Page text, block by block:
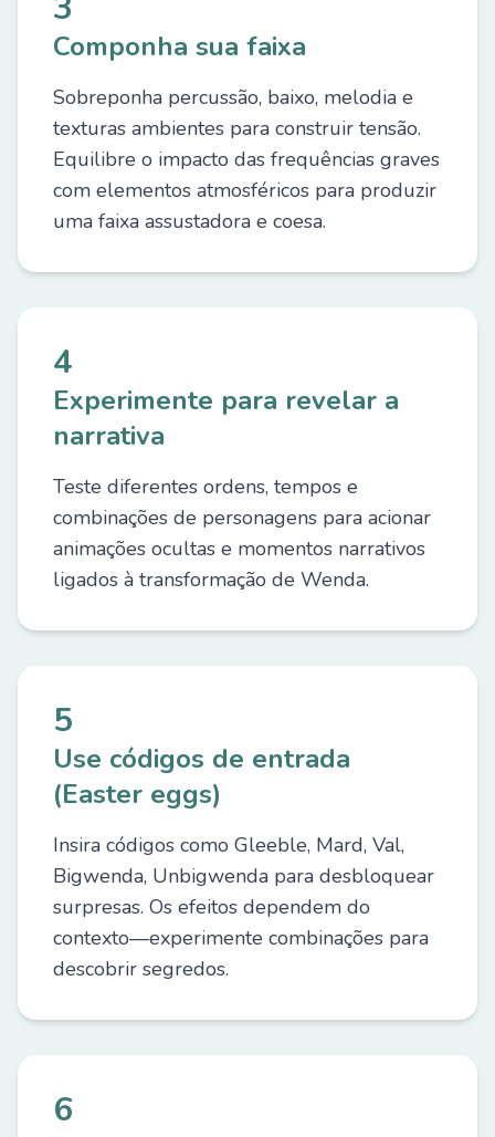
Componha sua faixa
Sobreponha percussão, baixo, melodia e
texturas ambientes para construir tensão.
Equilibre o impacto das frequências graves
com elementos atmosféricos para produzir
uma faixa assustadora e coesa.
4
Experimente para revelar a
narrativa
Teste diferentes ordens, tempos e
combinações de personagens para acionar
animações ocultas e momentos narrativos
ligados à transformação de Wenda.
5
Use códigos de entrada
(Easter eggs)
Insira códigos como Gleeble, Mard, Val,
Bigwenda, Unbigwenda para desbloquear
surpresas. Os efeitos dependem do
contexto—experimente combinações para
descobrir segredos.
6